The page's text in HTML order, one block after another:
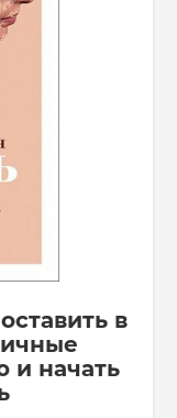
в
и начать